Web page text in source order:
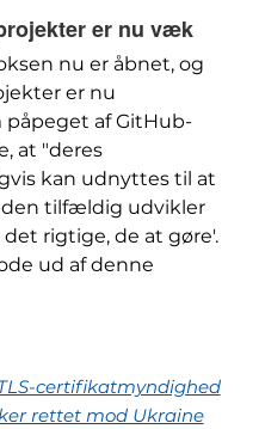
er nu væk
nu er åbnet, og
er nu
af GitHub-
at "deres
kan udnyttes til at
tilfældig udvikler
rigtige, de at gøre'.
ud af denne
certifikatmyndighed
rettet mod Ukraine